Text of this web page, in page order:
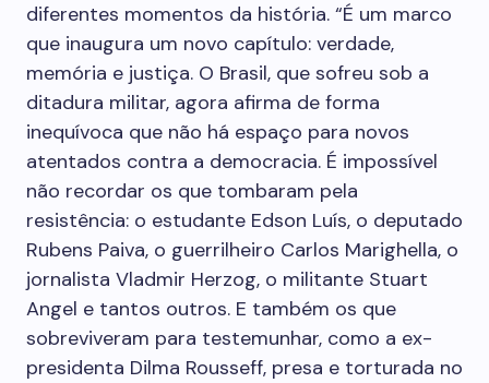
diferentes momentos da história. “É um marco
que inaugura um novo capítulo: verdade,
memória e justiça. O Brasil, que sofreu sob a
ditadura militar, agora afirma de forma
inequívoca que não há espaço para novos
atentados contra a democracia. É impossível
não recordar os que tombaram pela
resistência: o estudante Edson Luís, o deputado
Rubens Paiva, o guerrilheiro Carlos Marighella, o
jornalista Vladmir Herzog, o militante Stuart
Angel e tantos outros. E também os que
sobreviveram para testemunhar, como a ex-
presidenta Dilma Rousseff, presa e torturada no